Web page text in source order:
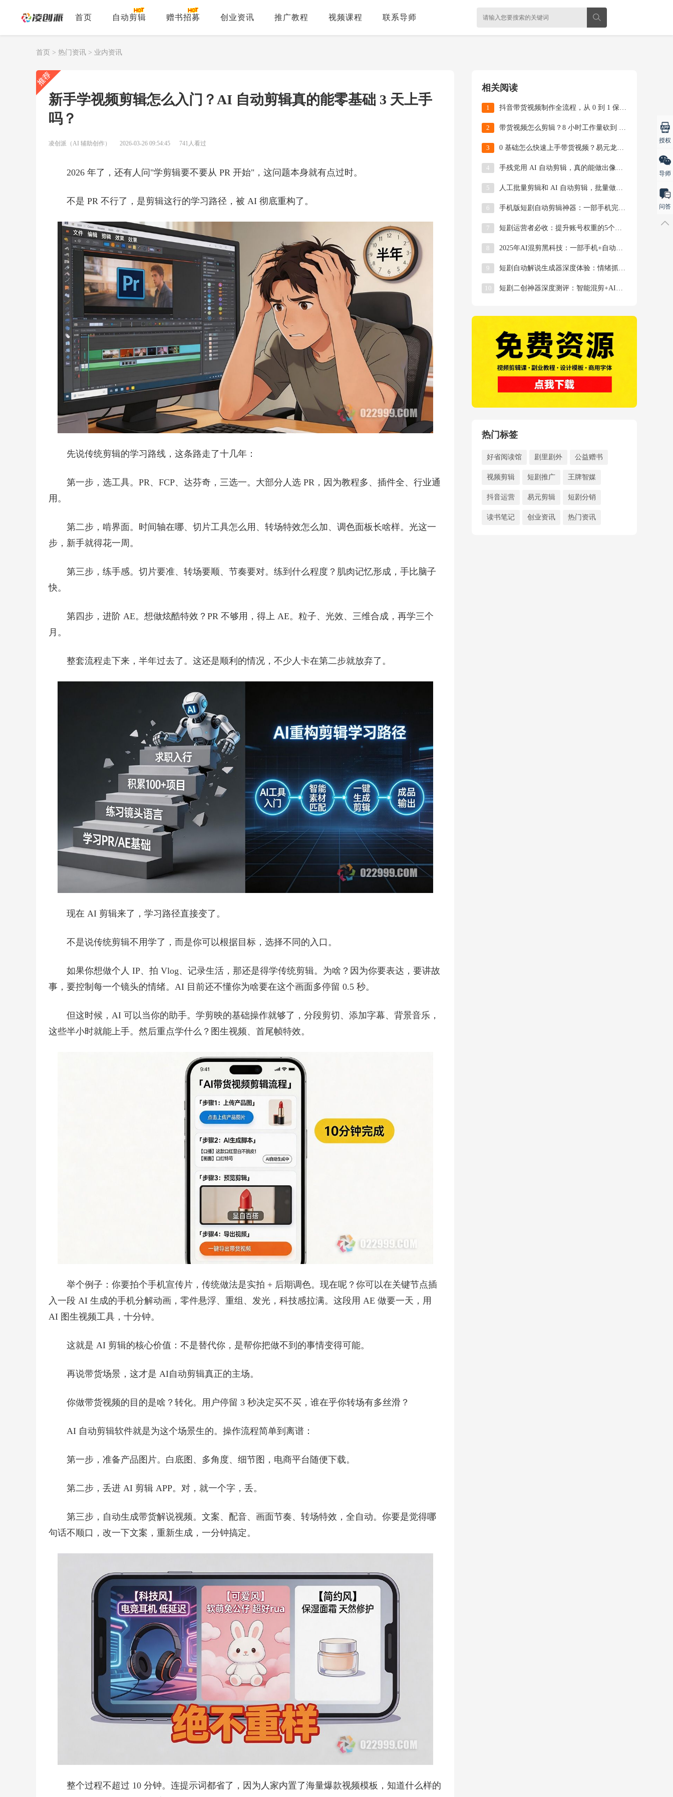
首页 自动剪辑 赠书招募 创业资讯 推广教程 视频课程 联系导师
首页 > 热门资讯 > 业内资讯
新手学视频剪辑怎么入门？AI 自动剪辑真的能零基础 3 天上手
吗？
凌创派（AI 辅助创作） 2026-03-26 09:54:45 741人看过
2026 年了，还有人问"学剪辑要不要从 PR 开始"，这问题本身就有点过时。
不是 PR 不行了，是剪辑这行的学习路径，被 AI 彻底重构了。
先说传统剪辑的学习路线，这条路走了十几年：
第一步，选工具。PR、FCP、达芬奇，三选一。大部分人选 PR，因为教程多、插件全、行业通
用。
第二步，啃界面。时间轴在哪、切片工具怎么用、转场特效怎么加、调色面板长啥样。光这一
步，新手就得花一周。
第三步，练手感。切片要准、转场要顺、节奏要对。练到什么程度？肌肉记忆形成，手比脑子
快。
第四步，进阶 AE。想做炫酷特效？PR 不够用，得上 AE。粒子、光效、三维合成，再学三个
月。
整套流程走下来，半年过去了。这还是顺利的情况，不少人卡在第二步就放弃了。
现在 AI 剪辑来了，学习路径直接变了。
不是说传统剪辑不用学了，而是你可以根据目标，选择不同的入口。
如果你想做个人 IP、拍 Vlog、记录生活，那还是得学传统剪辑。为啥？因为你要表达，要讲故
事，要控制每一个镜头的情绪。AI 目前还不懂你为啥要在这个画面多停留 0.5 秒。
但这时候，AI 可以当你的助手。学剪映的基础操作就够了，分段剪切、添加字幕、背景音乐，
这些半小时就能上手。然后重点学什么？图生视频、首尾帧特效。
举个例子：你要拍个手机宣传片，传统做法是实拍 + 后期调色。现在呢？你可以在关键节点插
入一段 AI 生成的手机分解动画，零件悬浮、重组、发光，科技感拉满。这段用 AE 做要一天，用
AI 图生视频工具，十分钟。
这就是 AI 剪辑的核心价值：不是替代你，是帮你把做不到的事情变得可能。
再说带货场景，这才是 AI自动剪辑真正的主场。
你做带货视频的目的是啥？转化。用户停留 3 秒决定买不买，谁在乎你转场有多丝滑？
AI 自动剪辑软件就是为这个场景生的。操作流程简单到离谱：
第一步，准备产品图片。白底图、多角度、细节图，电商平台随便下载。
第二步，丢进 AI 剪辑 APP。对，就一个字，丢。
第三步，自动生成带货解说视频。文案、配音、画面节奏、转场特效，全自动。你要是觉得哪
句话不顺口，改一下文案，重新生成，一分钟搞定。
整个过程不超过 10 分钟。连提示词都省了，因为人家内置了海量爆款视频模板，知道什么样的
相关阅读
1 抖音带货视频制作全流程，从 0 到 1 保姆级教
2 带货视频怎么剪辑？8 小时工作量砍到 10 分钟
3 0 基础怎么快速上手带货视频？易元龙虾 AI 工
4 手残党用 AI 自动剪辑，真的能做出像样的视频吗
5 人工批量剪辑和 AI 自动剪辑，批量做视频哪个更
6 手机版短剧自动剪辑神器：一部手机完成专业级视频制
7 短剧运营者必收：提升账号权重的5个剪辑技巧‌
8 2025年AI混剪黑科技：一部手机+自动剪辑软件
9 短剧自动解说生成器深度体验：情绪抓取+流行语植入
10 短剧二创神器深度测评：智能混剪+AI改词，过原创
热门标签
好省阅读馆 剧里剧外 公益赠书
视频剪辑 短剧推广 王牌智媒
抖音运营 易元剪辑 短剧分销
读书笔记 创业资讯 热门资讯
授权
导师
问答